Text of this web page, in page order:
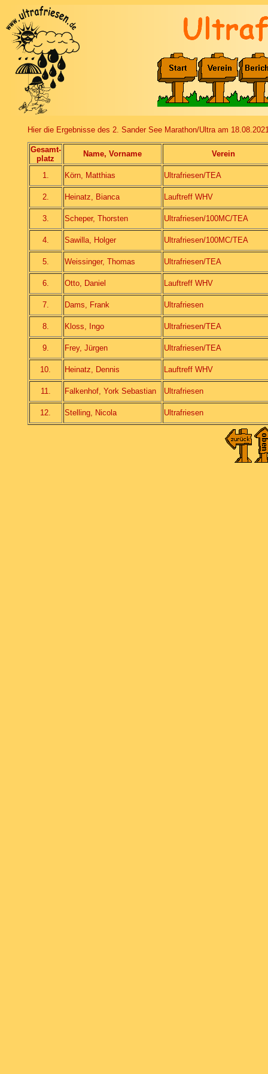
Hier die Ergebnisse des 2. Sander See Marathon/Ultra am
Gesamt-
platz
Name, Vorname Verein
1. Körn, Matthias Ultrafriesen/TEA
2. Heinatz, Bianca Lauftreff WHV
3. Scheper, Thorsten Ultrafriesen/100MC/TEA
4. Sawilla, Holger Ultrafriesen/100MC/TEA
5. Weissinger, Thomas Ultrafriesen/TEA
6. Otto, Daniel Lauftreff WHV
7. Dams, Frank Ultrafriesen
8. Kloss, Ingo Ultrafriesen/TEA
9. Frey, Jürgen Ultrafriesen/TEA
10. Heinatz, Dennis Lauftreff WHV
11. Falkenhof, York Sebastian Ultrafriesen
12. Stelling, Nicola Ultrafriesen